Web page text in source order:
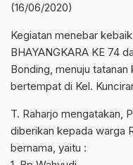
(16/06/2020)
Kegiatan menebar
BHAYANGKARA KE 74
Bonding, menuju
bertempat di Kel.
T. Raharjo mengatakan,
diberikan kepada warga
bernama, yaitu :